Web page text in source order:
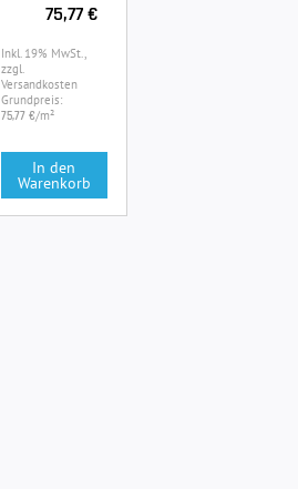
75,77 €
Inkl. 19% MwSt.,
zzgl.
Versandkosten
Grundpreis:
75,77 €/m²
In den
Warenkorb